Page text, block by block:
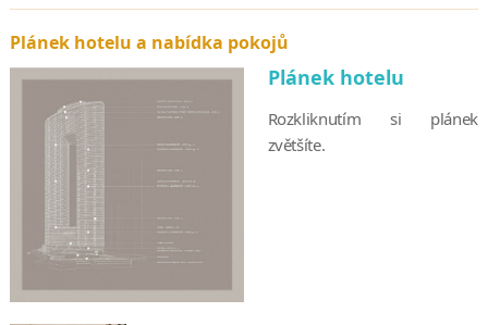
Plánek hotelu a nabídka pokojů
Plánek hotelu
Rozkliknutím si plánek
zvětšíte.